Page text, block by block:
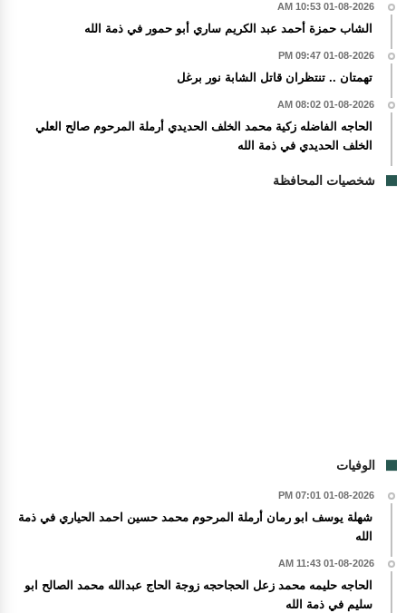
01-08-2026 10:53 AM
الشاب حمزة أحمد عبد الكريم ساري أبو حمور في ذمة الله
01-08-2026 09:47 PM
تهمتان .. تنتظران قاتل الشابة نور برغل
01-08-2026 08:02 AM
الحاجه الفاضله زكية محمد الخلف الحديدي أرملة المرحوم صالح العلي
الخلف الحديدي في ذمة الله
شخصيات المحافظة
الوفيات
01-08-2026 07:01 PM
شهلة يوسف ابو رمان أرملة المرحوم محمد حسين احمد الحياري في ذمة
الله
01-08-2026 11:43 AM
الحاجه حليمه محمد زعل الحجاحجه زوجة الحاج عبدالله محمد الصالح ابو
سليم في ذمة الله